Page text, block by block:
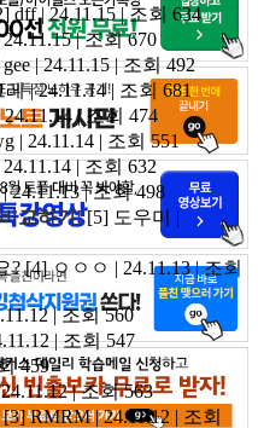
dff | 24.11.15 | 조회 634
| 조회 670
gee | 24.11.15 | 조회 492
레 | 24.11.14 | 조회 681
24.11.14 | 조회 474
| 24.11.14 | 조회 551
| 조회 632
24.11.13 | 조회 498
교하기! [5] 도우미 |
?[4] ㅇㅇㅇ | 24.11.13 | 조회
| 조회 560
| 조회 547
459
| 조회 563
[3] RMRM | 24.11.12 | 조회